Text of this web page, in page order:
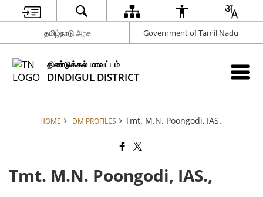
தமிழ்நாடு அரசு Government of Tamil Nadu
திண்டுக்கல் மாவட்டம்
DINDIGUL DISTRICT
HOME DM PROFILES Tmt. M.N. Poongodi, IAS.,
Tmt. M.N. Poongodi, IAS.,